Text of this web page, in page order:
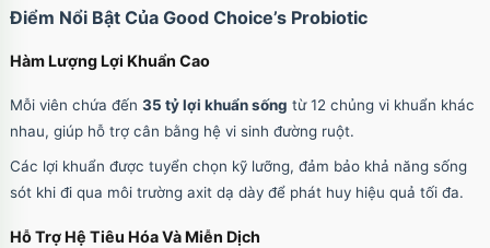
Điểm Nổi Bật Của Good Choice’s Probiotic
Hàm Lượng Lợi Khuẩn Cao
Mỗi viên chứa đến 35 tỷ lợi khuẩn sống từ 12 chủng vi khuẩn khác
nhau, giúp hỗ trợ cân bằng hệ vi sinh đường ruột.
Các lợi khuẩn được tuyển chọn kỹ lưỡng, đảm bảo khả năng sống
sót khi đi qua môi trường axit dạ dày để phát huy hiệu quả tối đa.
Hỗ Trợ Hệ Tiêu Hóa Và Miễn Dịch